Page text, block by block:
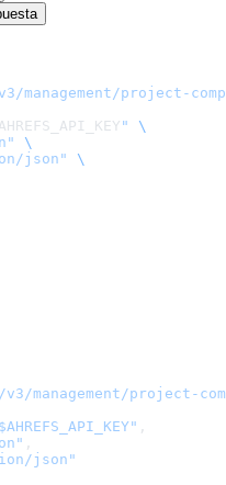
management/project-
"
\
\
json"
\
management/project-
,
,
json"